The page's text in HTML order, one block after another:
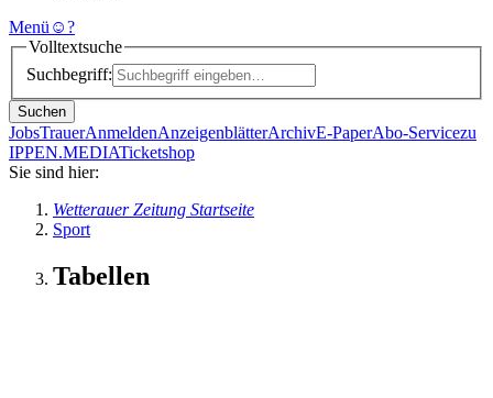
Menü ☺?
Volltextsuche
Suchbegriff:
Suchen
JobsTrauerAnmeldenAnzeigenblätterArchivE-PaperAbo-Servicezu
IPPEN.MEDIATicketshop
Sie sind hier:
Wetterauer Zeitung Startseite
Sport
Tabellen